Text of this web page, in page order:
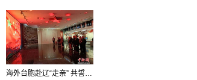
海外台胞赴辽“走亲” 共誓“和平初心”